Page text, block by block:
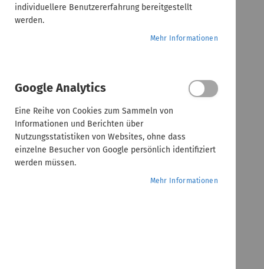
individuellere Benutzererfahrung bereitgestellt
werden.
Mehr Informationen
Google Analytics
Eine Reihe von Cookies zum Sammeln von
Informationen und Berichten über
Nutzungsstatistiken von Websites, ohne dass
einzelne Besucher von Google persönlich identifiziert
werden müssen.
Mehr Informationen